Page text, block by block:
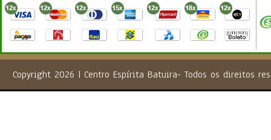
Copyright 2026 | Centro Espírita Batuira- Todos os